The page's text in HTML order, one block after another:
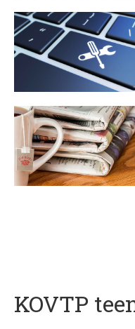
KOVTP